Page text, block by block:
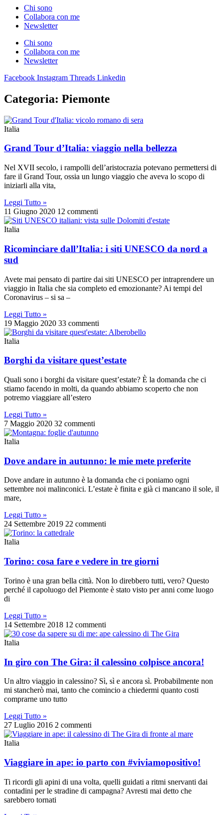
Chi sono
Collabora con me
Newsletter
Chi sono
Collabora con me
Newsletter
Facebook Instagram Threads Linkedin
Categoria: Piemonte
Italia
Grand Tour d’Italia: viaggio nella bellezza
Nel XVII secolo, i rampolli dell’aristocrazia potevano permettersi di
fare il Grand Tour, ossia un lungo viaggio che aveva lo scopo di
iniziarli alla vita,
Leggi Tutto »
11 Giugno 2020 12 commenti
Italia
Ricominciare dall’Italia: i siti UNESCO da nord a
sud
Avete mai pensato di partire dai siti UNESCO per intraprendere un
viaggio in Italia che sia completo ed emozionante? Ai tempi del
Coronavirus – si sa –
Leggi Tutto »
19 Maggio 2020 33 commenti
Italia
Borghi da visitare quest’estate
Quali sono i borghi da visitare quest’estate? È la domanda che ci
stiamo facendo in molti, da quando abbiamo scoperto che non
potremo viaggiare all’estero
Leggi Tutto »
7 Maggio 2020 32 commenti
Italia
Dove andare in autunno: le mie mete preferite
Dove andare in autunno è la domanda che ci poniamo ogni
settembre noi malinconici. L’estate è finita e già ci mancano il sole, il
mare,
Leggi Tutto »
24 Settembre 2019 22 commenti
Italia
Torino: cosa fare e vedere in tre giorni
Torino è una gran bella città. Non lo direbbero tutti, vero? Questo
perché il capoluogo del Piemonte è stato visto per anni come luogo
di
Leggi Tutto »
14 Settembre 2018 12 commenti
Italia
In giro con The Gira: il calessino colpisce ancora!
Un altro viaggio in calessino? Sì, sì e ancora sì. Probabilmente non
mi stancherò mai, tanto che comincio a chiedermi quanto costi
comprarne uno tutto
Leggi Tutto »
27 Luglio 2016 2 commenti
Italia
Viaggiare in ape: io parto con #viviamopositivo!
Ti ricordi gli apini di una volta, quelli guidati a ritmi snervanti dai
contadini per le stradine di campagna? Avresti mai detto che
sarebbero tornati